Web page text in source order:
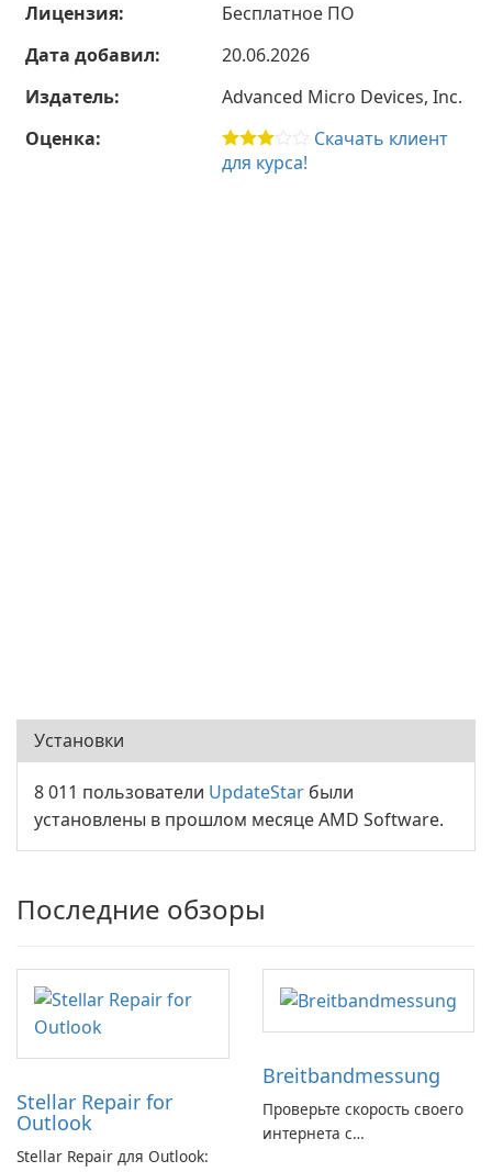
Лицензия:
Бесплатное ПО
Дата добавил:
20.06.2026
Издатель:
Advanced Micro Devices, Inc.
Оценка:
Скачать клиент
для курса!
Установки
8 011 пользователи UpdateStar были
установлены в прошлом месяце AMD Software.
Последние обзоры
Stellar Repair for
Outlook
Stellar Repair для Outlook:
Breitbandmessung
Проверьте скорость своего
интернета с